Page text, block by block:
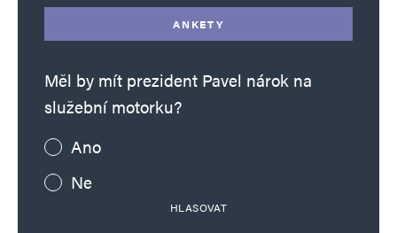
ANKETY
Měl by mít prezident Pavel nárok na
služební motorku?
Ano
Ne
HLASOVAT